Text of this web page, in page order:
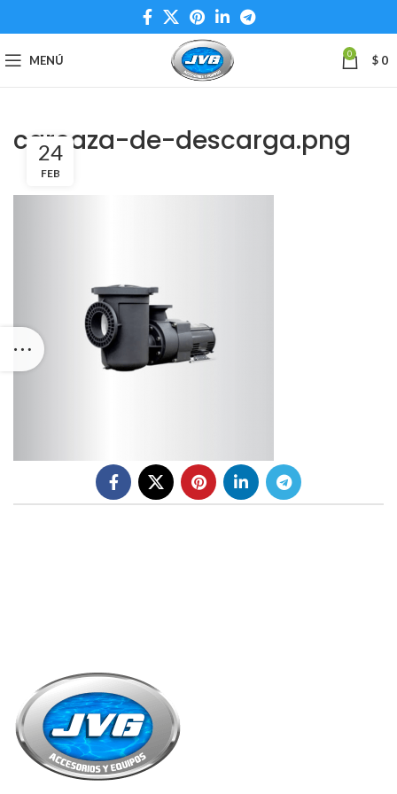
MENÚ 0 $0
carcaza-de-descarga.png
24
FEB